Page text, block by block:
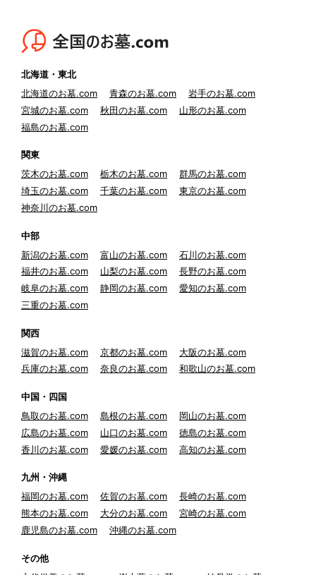
北海道・東北
北海道のお墓.com
青森のお墓.com
岩手のお墓.com
宮城のお墓.com
秋田のお墓.com
山形のお墓.com
福島のお墓.com
関東
茨木のお墓.com
栃木のお墓.com
群馬のお墓.com
埼玉のお墓.com
千葉のお墓.com
東京のお墓.com
神奈川のお墓.com
中部
新潟のお墓.com
富山のお墓.com
石川のお墓.com
福井のお墓.com
山梨のお墓.com
長野のお墓.com
岐阜のお墓.com
静岡のお墓.com
愛知のお墓.com
三重のお墓.com
関西
滋賀のお墓.com
京都のお墓.com
大阪のお墓.com
兵庫のお墓.com
奈良のお墓.com 和歌山のお墓.com
中国・四国
鳥取のお墓.com
島根のお墓.com
岡山のお墓.com
広島のお墓.com
山口のお墓.com
徳島のお墓.com
香川のお墓.com
愛媛のお墓.com 高知のお墓.com
九州・沖縄
福岡のお墓.com
佐賀のお墓.com
長崎のお墓.com
熊本のお墓.com
大分のお墓.com
宮崎のお墓.com
鹿児島のお墓.com
沖縄のお墓.com
その他